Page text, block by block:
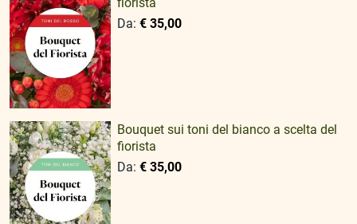
Da:€ 35,00
Bouquet sui toni del bianco a scelta del
fiorista
Da:€ 35,00